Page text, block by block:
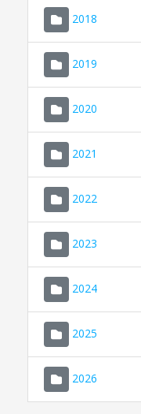
2018
2019
2020
2021
2022
2023
2024
2025
2026